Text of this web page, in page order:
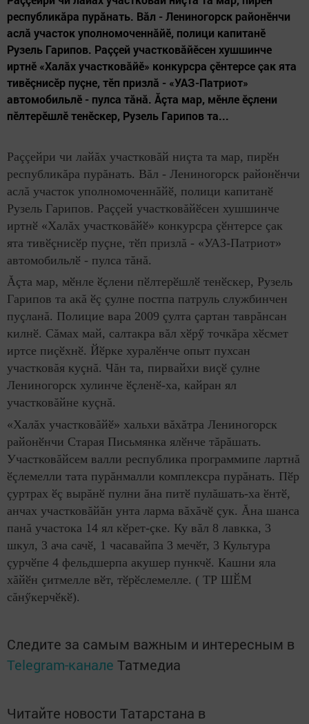
республикăра пурăнать. Вăл - Лениногорск районӗнчи
аслă участок уполномоченнăйӗ, полици капитанӗ
Рузель Гарипов. Раççей участковăйӗсен хушшинче
иртнӗ «Халăх участковăйӗ» конкурсра çӗнтерсе çак ята
тивӗçнисӗр пуçне, тӗп призлă - «УАЗ-Патриот»
автомобильлӗ - пулса тăнă. Ăçта мар, мӗнле ӗçлени
пӗлтерӗшлӗ тенӗскер, Рузель Гарипов та...
Раççейри чи лайăх участковăй ниçта та мар, пирӗн
республикăра пурăнать. Вăл - Лениногорск районӗнчи
аслă участок уполномоченнăйӗ, полици капитанӗ
Рузель Гарипов. Раççей участковăйӗсен хушшинче
иртнӗ «Халăх участковăйӗ» конкурсра çӗнтерсе çак
ята тивӗçнисӗр пуçне, тӗп призлă - «УАЗ-Патриот»
автомобильлӗ - пулса тăнă.
Ăçта мар, мӗнле ӗçлени пӗлтерӗшлӗ тенӗскер, Рузель
Гарипов та акă ӗç çулне постпа патруль службинчен
пуçланă. Полицие вара 2009 çулта çартан таврăнсан
килнӗ. Сăмах май, салтакра вăл хӗрӳ точкăра хӗсмет
иртсе пиçӗхнӗ. Йӗрке хуралӗнче опыт пухсан
участковăя куçнă. Чăн та, пирвайхи виçӗ çулне
Лениногорск хулинче ӗçленӗ-ха, кайран ял
участковăйне куçнă.
«Халăх участковăйӗ» хальхи вăхăтра Лениногорск
районӗнчи Старая Письмянка ялӗнче тăрăшать.
Участковăйсем валли республика программипе лартнă
ӗçлемелли тата пурăнмалли комплексра пурăнать. Пӗр
çуртрах ӗç вырăнӗ пулни ăна питӗ пулăшать-ха ӗнтӗ,
анчах участковăйăн унта ларма вăхăчӗ çук. Ăна шанса
панă участока 14 ял кӗрет-çке. Ку вăл 8 лавкка, 3
шкул, 3 ача сачӗ, 1 часавайпа 3 мечӗт, 3 Культура
çурчӗпе 4 фельдшерпа акушер пункчӗ. Кашни яла
хăйӗн çитмелле вӗт, тӗрӗслемелле. ( ТР ШӖМ
сăнӳкерчӗкӗ).
Следите за самым важным и интересным в
Telegram-канале Татмедиа
Читайте новости Татарстана в